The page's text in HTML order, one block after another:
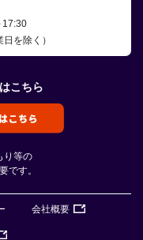
17:30
を除く）
こちら
り等の
です。
会社概要